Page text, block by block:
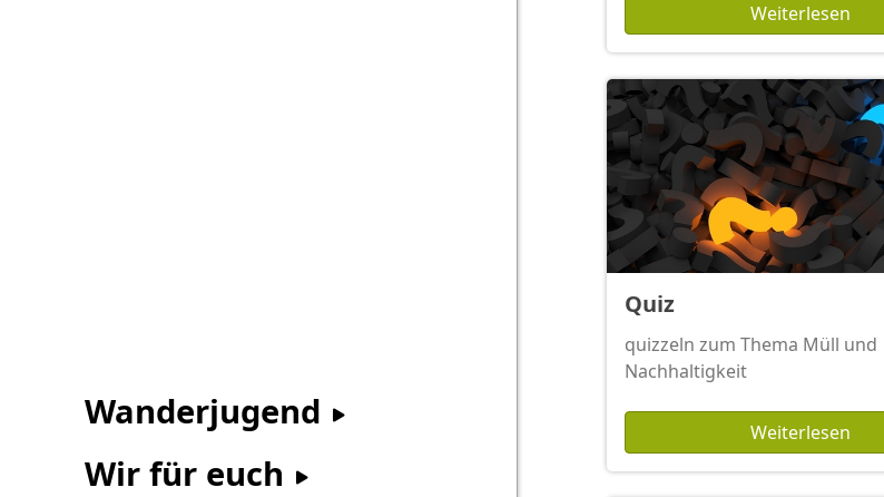
Wanderjugend
Wir für euch
Weiterlesen
Quiz
quizzeln zum Thema Müll und
Nachhaltigkeit
Weiterlesen